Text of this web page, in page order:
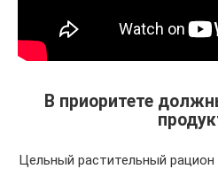
В приоритете
Цельный растительный